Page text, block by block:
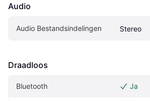
Audio
Audio Bestandsindelingen Stereo
Draadloos
Bluetooth Ja